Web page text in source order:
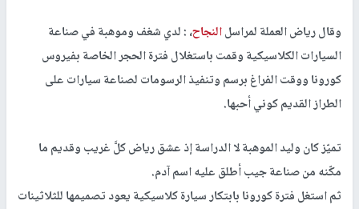
وقال رياض العملة لمراسلالنجاح، : لدي شغف وموهبة في صناعة
السيارات الكلاسيكية وقمت باستغلال فترة الحجر الخاصة بفيروس
كورونا ووقت الفراغ برسم وتنفيذ الرسومات لصناعة سيارات على
الطراز القديم كوني أحبها.
تميّز كان وليد الموهبة لا الدراسة إذ عشق رياض كلَّ غريب وقديم ما
مكّنه من صناعة جيب أطلق عليه اسم آدم.
ثم استغل فترة كورونا بابتكار سيارة كلاسيكية يعود تصميمها للثلاثينات